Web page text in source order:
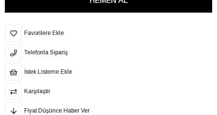
Favorilere Ekle
Telefonla Sipariş
İstek Listeme Ekle
Karşılaştır
Fiyat Düşünce Haber Ver